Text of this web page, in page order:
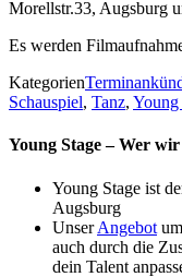
Morellstr.33, Augsburg
Es werden
Kategorien
Schauspiel, Tanz, Young
Young Stage – Wer
Young Stage ist
Augsburg
UnserAngebot
auch durch die
dein Talent